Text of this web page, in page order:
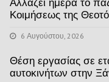
Κοιμήσεως της
6 Αυγούστου, 2026
Θέση εργασίας σε
αυτοκινήτων στην